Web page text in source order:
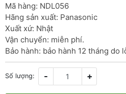
Mã hàng: NDL056
Hãng sản xuất: Panasonic
Xuất xứ: Nhật
Vận chuyển: miễn phí.
Bảo hành: bảo hành 12 tháng do
Số lượng: - +